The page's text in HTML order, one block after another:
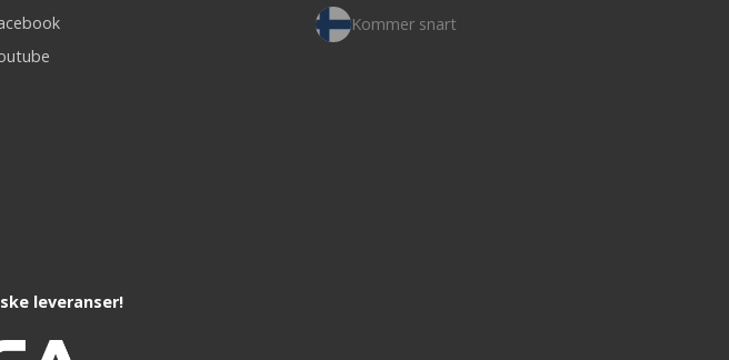
Kommer snart
leveranser!